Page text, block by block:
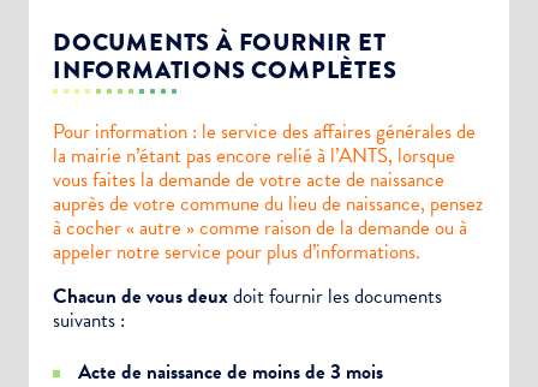
DOCUMENTS À FOURNIR ET
INFORMATIONS COMPLÈTES
Pour information : le service des affaires générales de
la mairie n’étant pas encore relié à l’ANTS, lorsque
vous faites la demande de votre acte de naissance
auprès de votre commune du lieu de naissance, pensez
à cocher « autre » comme raison de la demande ou à
appeler notre service pour plus d’informations.
Chacun de vous deuxdoit fournir les documents
suivants :
Acte de naissance de moins de 3 mois
Newsletter Culture
Newsletter Sport et Vie associative